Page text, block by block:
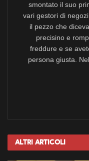
smontato il suo
vari gestori di
il pezzo che
precisino e
freddure e se
persona giusta.
Altri Articoli